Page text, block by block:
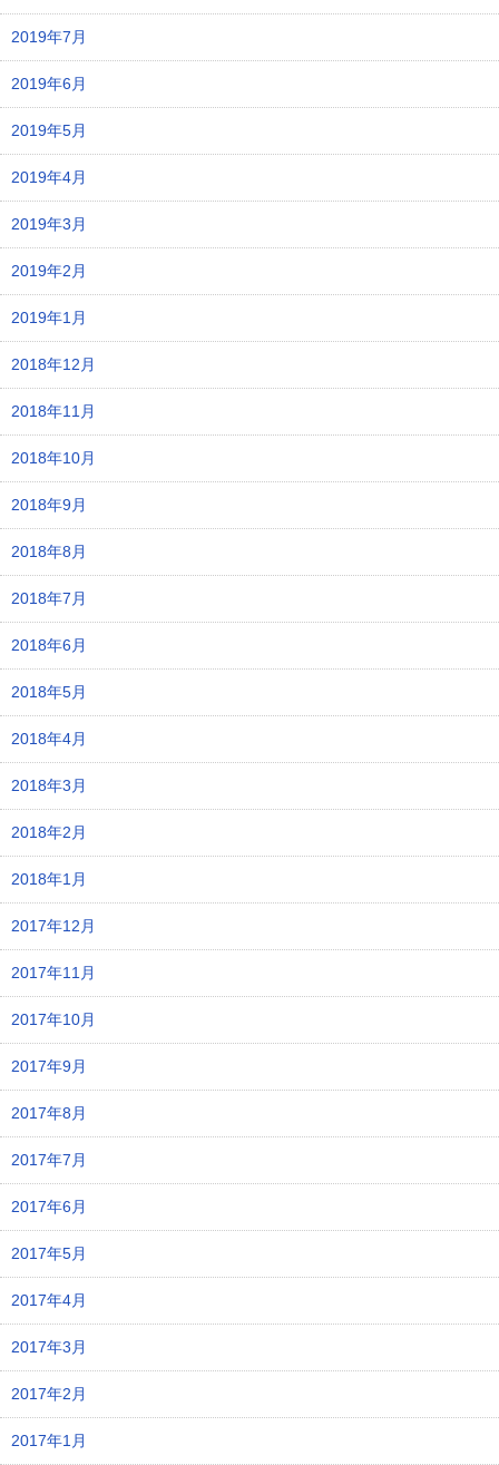
2019年7月
2019年6月
2019年5月
2019年4月
2019年3月
2019年2月
2019年1月
2018年12月
2018年11月
2018年10月
2018年9月
2018年8月
2018年7月
2018年6月
2018年5月
2018年4月
2018年3月
2018年2月
2018年1月
2017年12月
2017年11月
2017年10月
2017年9月
2017年8月
2017年7月
2017年6月
2017年5月
2017年4月
2017年3月
2017年2月
2017年1月